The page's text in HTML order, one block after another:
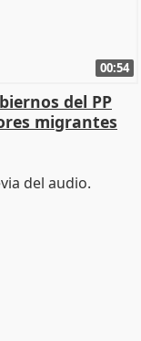
00:54
del PP
migrantes